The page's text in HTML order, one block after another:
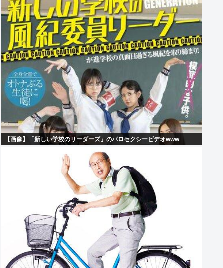
【画像】「新しい学校のリーダーズ」のパロセクシービデオwww